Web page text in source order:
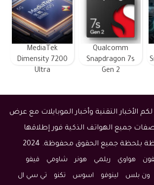
Qualcomm
Snapdragon 7s
Gen 2
MediaTek
Dimensity 7200
Ultra
الأخبار التقنية وأخبار الموبايلات مع عرض
جميع الهواتف الذكية فور إطلاقها
بلحظة جميع الحقوق محفوظة. 2024
هواوي ريلمي هونر شاومي فيفو
ون بلس لينوفو اسوس تكنو تي سي ال